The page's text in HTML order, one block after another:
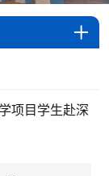
项目学生赴深